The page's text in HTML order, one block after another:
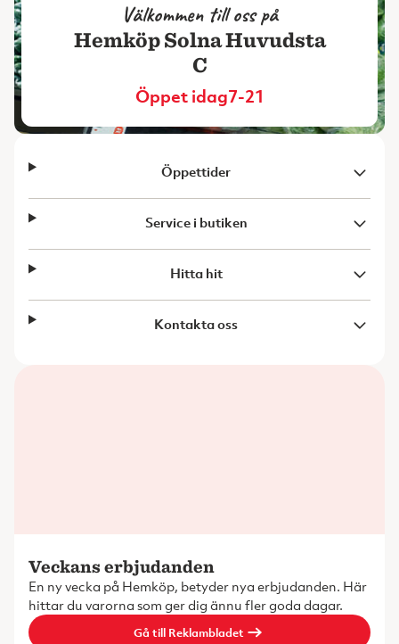
Välkommen till oss på
Hemköp Solna Huvudsta
C
Öppet idag7-21
Öppettider
Service i butiken
Hitta hit
Kontakta oss
Veckans erbjudanden
En ny vecka på Hemköp, betyder nya erbjudanden. Här
hittar du varorna som ger dig ännu fler goda dagar.
Gå till Reklambladet